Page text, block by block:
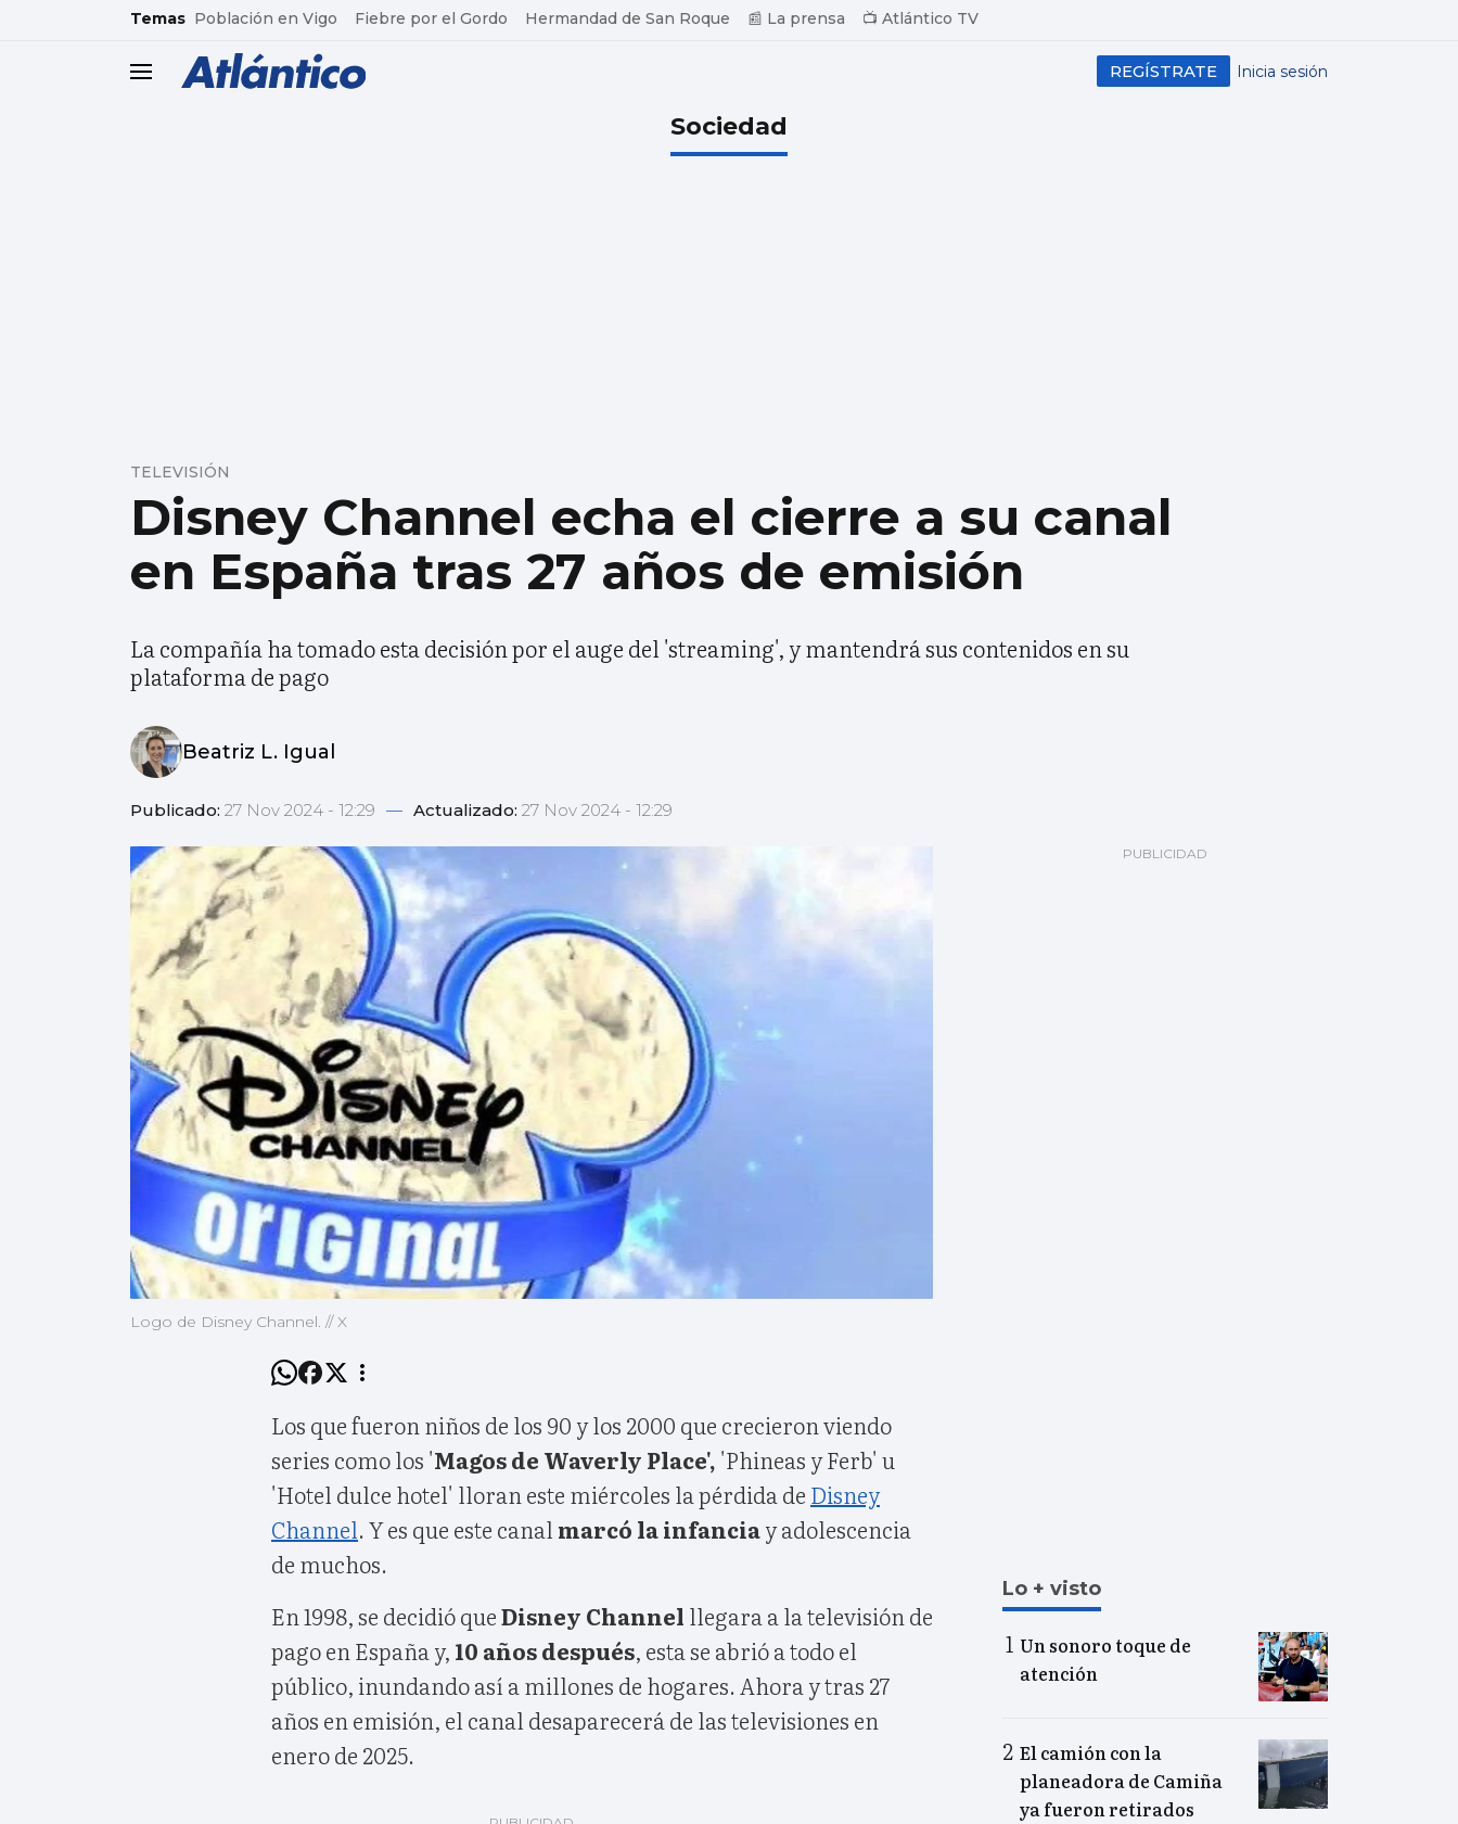
common.go-to-content
Temas Población en Vigo Fiebre por el Gordo Hermandad de San Roque 📰 La prensa 📺 Atlántico TV
header.menu.open Inicia sesión
REGÍSTRATE
Sociedad
Disney Channel echa el cierre a su canal
en España tras 27 años de emisión
TELEVISIÓN
La compañía ha tomado esta decisión por el auge del 'streaming', y mantendrá sus contenidos en su
plataforma de pago
Beatriz L. Igual
Publicado: 27 Nov 2024 - 12:29 — Actualizado: 27 Nov 2024 - 12:29
Logo de Disney Channel. // X
Los que fueron niños de los 90 y los 2000 que crecieron viendo
series como los 'Magos de Waverly Place', 'Phineas y Ferb' u
'Hotel dulce hotel' lloran este miércoles la pérdida de Disney
Channel. Y es que este canal marcó la infanciay adolescencia
de muchos.
En 1998, se decidió queDisney Channel llegara a la televisión de
pago en España y, 10 años después, esta se abrió a todo el
público, inundando así a millones de hogares. Ahora y tras 27
años en emisión, el canal desaparecerá de las televisiones en
enero de 2025.
Lo + visto
Un sonoro toque de
atención
El camión con la
planeadora de Camiña
ya fueron retirados